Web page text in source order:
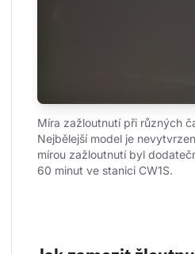
Míra zažloutnutí při různých
Nejbělejší model je
mírou zažloutnutí byl
60 minut ve stanici CW1S.